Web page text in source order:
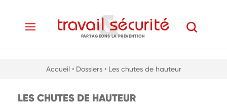
PARTAGEONS LA PRÉVENTION
Accueil • Dossiers • Les chutes de hauteur
LES CHUTES DE HAUTEUR